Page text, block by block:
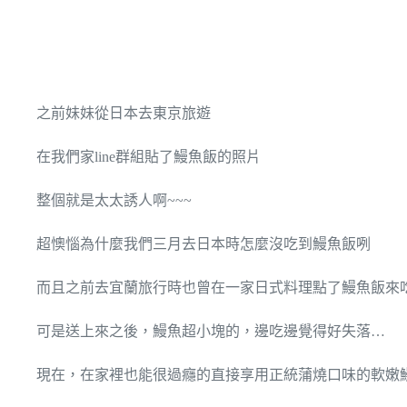
之前妹妹從日本去東京旅遊
在我們家line群組貼了鰻魚飯的照片
整個就是太太誘人啊~~~
超懊惱為什麼我們三月去日本時怎麼沒吃到鰻魚飯咧
而且之前去宜蘭旅行時也曾在一家日式料理點了鰻魚飯來
可是送上來之後，鰻魚超小塊的，邊吃邊覺得好失落…
現在，在家裡也能很過癮的直接享用正統蒲燒口味的軟嫩